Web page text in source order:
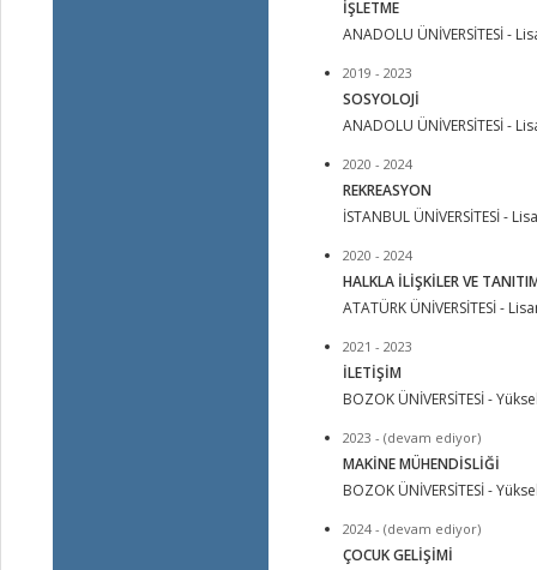
İŞLETME
ANADOLU ÜNİVERSİTESİ -
2019 - 2023
SOSYOLOJİ
ANADOLU ÜNİVERSİTESİ -
2020 - 2024
REKREASYON
İSTANBUL ÜNİVERSİTESİ -
2020 - 2024
HALKLA İLİŞKİLER VE
ATATÜRK ÜNİVERSİTESİ -
2021 - 2023
İLETİŞİM
BOZOK ÜNİVERSİTESİ -
2023 - (devam ediyor)
MAKİNE MÜHENDİSLİĞİ
BOZOK ÜNİVERSİTESİ -
2024 - (devam ediyor)
ÇOCUK GELİŞİMİ